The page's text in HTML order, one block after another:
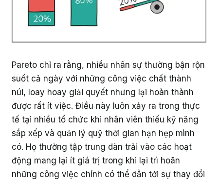
Pareto chỉ ra rằng, nhiều nhân sự thường bận rộn
suốt cả ngày với những công việc chất thành
núi, loay hoay giải quyết nhưng lại hoàn thành
được rất ít việc. Điều này luôn xảy ra trong thực
tế tại nhiều tổ chức khi nhân viên thiếu kỹ năng
sắp xếp và quản lý quỹ thời gian hạn hẹp mình
có. Họ thường tập trung dàn trải vào các hoạt
động mang lại ít giá trị trong khi lại trì hoãn
những công việc chính có thể dẫn tới sự thay đổi